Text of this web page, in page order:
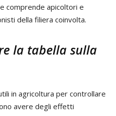
comprende apicoltori e
della filiera coinvolta.
la tabella sulla
in agricoltura per controllare
avere degli effetti